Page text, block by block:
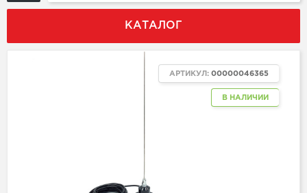
КАТАЛОГ
В НАЛИЧИИ
АРТИКУЛ: 00000046365